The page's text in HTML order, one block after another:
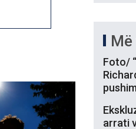
Foto/
arrati